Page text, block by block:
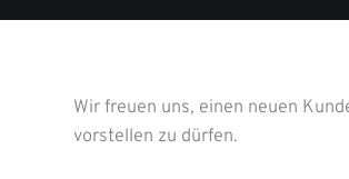
Wir freuen uns, einen neuen
vorstellen zu dürfen.